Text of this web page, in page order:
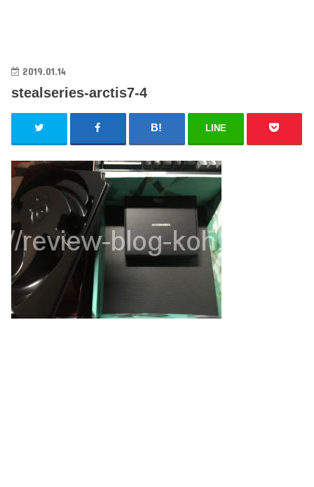
2019.01.14
stealseries-arctis7-4
LINE